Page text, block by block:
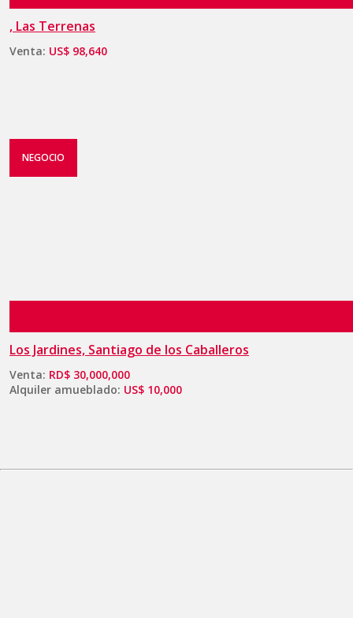
, Las Terrenas
Venta: US$ 98,640
NEGOCIO
Los Jardines, Santiago de los Caballeros
Venta: RD$ 30,000,000
Alquiler amueblado: US$ 10,000